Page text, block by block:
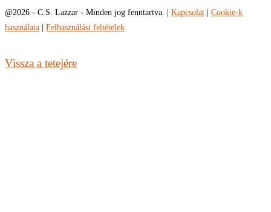
@2026 - C.S. Lazzar - Minden jog fenntartva. | Kapcsolat
Cookie-k
használata
Felhasználási feltételek
Vissza a tetejére